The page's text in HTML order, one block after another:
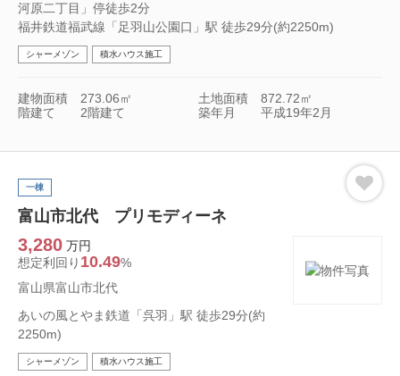
河原二丁目」停徒歩2分
福井鉄道福武線「足羽山公園口」駅 徒歩29分(約2250m)
シャーメゾン 積水ハウス施工
建物面積 273.06㎡ 土地面積
872.72㎡
階建て
2階建て 築年月 平成19年2月
富山市北代 プリモディーネ
一棟
3,280 万円
想定利回り 10.49%
富山県富山市北代
あいの風とやま鉄道「呉羽」駅 徒歩29分(約
2250m)
シャーメゾン 積水ハウス施工